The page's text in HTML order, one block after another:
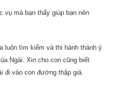
vụ mà bạn thấy giúp bạn nên
luôn tìm kiếm và thi hành thánh ý
Ngài. Xin cho con cũng biết
đi vào con đường thập giá.